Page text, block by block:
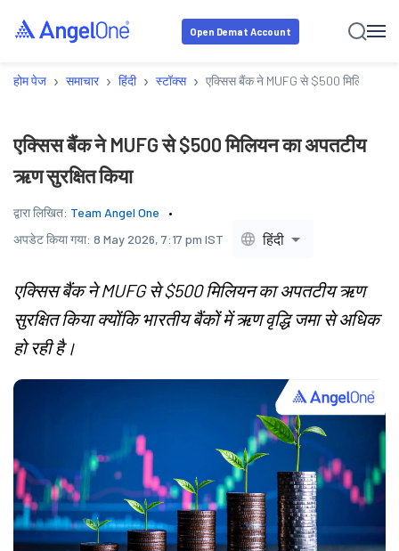
Open Demat Account
होम पेज › समाचार › हिंदी › स्टॉक्स › एक्सिस बैंक ने MUFG से $500 मिलियन का
एक्सिस बैंक ने MUFG से $500 मिलियन का अपतटीय
ऋण सुरक्षित किया
द्वारा लिखित: Team Angel One
अपडेट किया गया: 8 May 2026, 7:17 pm IST हिंदी
एक्सिस बैंक ने MUFG से $500 मिलियन का अपतटीय ऋण
सुरक्षित किया क्योंकि भारतीय बैंकों में ऋण वृद्धि जमा से अधिक
हो रही है।